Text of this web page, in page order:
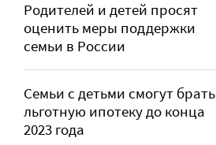
Родителей и детей просят
оценить меры поддержки
семьи в России
Семьи с детьми смогут брать
льготную ипотеку до конца
2023 года